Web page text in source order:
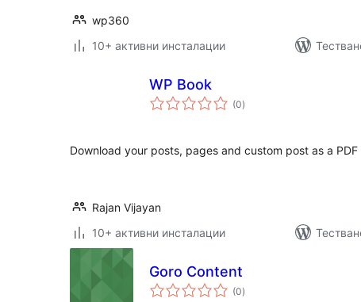
wp360
10+ активни инсталации
WP Book
(0общо
оценки
)
Download your posts, pages and custom post as a
Rajan Vijayan
10+ активни инсталации
Goro Content
(0общо
оценки
)